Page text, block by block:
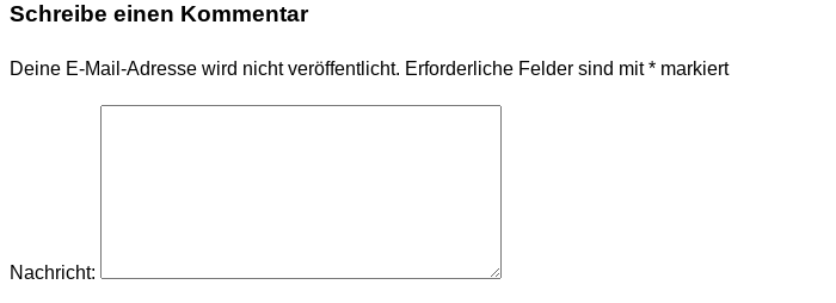
Schreibe einen Kommentar
Deine E-Mail-Adresse wird nicht veröffentlicht. Erforderliche Felder sind mit* markiert
Nachricht: